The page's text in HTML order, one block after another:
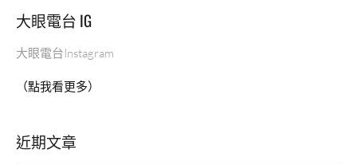
大眼電台 IG
大眼電台Instagram
（點我看更多）
近期文章